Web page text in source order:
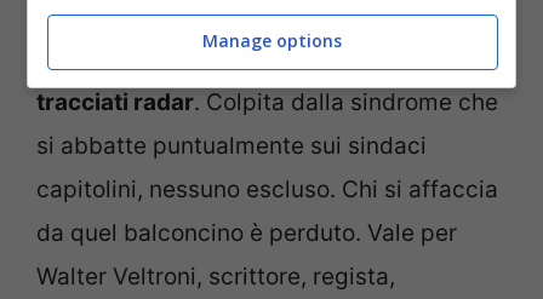
esteri,Manlio Di Stefanoe Roberto
Gualteri
. E la Raggi? Scomparsa dai
tracciati radar. Colpita dalla sindrome che
si abbatte puntualmente sui sindaci
capitolini, nessuno escluso. Chi si affaccia
da quel balconcino è perduto. Vale per
Walter Veltroni, scrittore, regista,
Manage options